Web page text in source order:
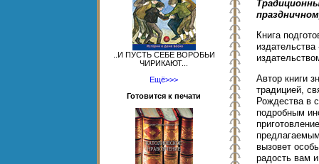
..И ПУСТЬ СЕБЕ ВОРОБЬИ
ЧИРИКАЮТ...
Ещё>>>
Готовится к печати
Книга
Автор книги
традицией,
Рождества в
подробным
вызовет
радость вам